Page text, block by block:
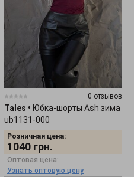
0 отзывов
Tales • Юбка-шорты Ash зима
ub1131-000
Розничная цена:
1040 грн.
Оптовая цена:
Узнать оптовую цену